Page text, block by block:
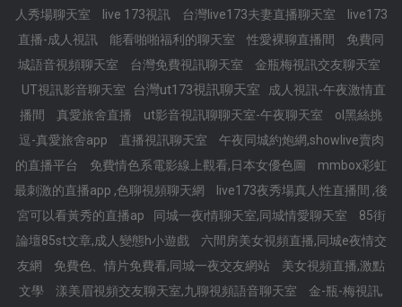
人秀場聊天室
live 173視訊 台灣live173夫妻直播聊天室
live173
直播-成人視訊
能看啪啪福利的聊天室 性愛裸聊直播間
免費同
城語音視頻聊天室
台灣免費視訊聊天室
金瓶梅視訊交友聊天室
UT視訊影音聊天室
台灣ut173視訊聊天室
成人視訊-午夜激情直
播間
真愛旅舍直播 ut影音視訊聊聊天室-午夜聊天室
ol黑絲挑
逗-真愛旅舍app
直播視訊聊天室
午夜同城約炮網,showlive賣肉
的直播平台
免費情色系電影線上觀看,日本女優色圖
mmbox彩虹
最刺激的直播app ,色聊視頻聊天網
live173夜秀場真人性直播間 ,後
宮可以看黃秀的直播ap
同城一夜i情聊天室,同城情愛聊天室
85街
論壇85st文章,成人變態h小遊戲
六間房美女視頻直播,同城e夜情交
友網
免費色、情片免費看,同城一夜交友網站
美女視頻直播,激點
文學
漾美眉視頻交友聊天室,九聊視頻語音聊天室
金-瓶-梅視訊,